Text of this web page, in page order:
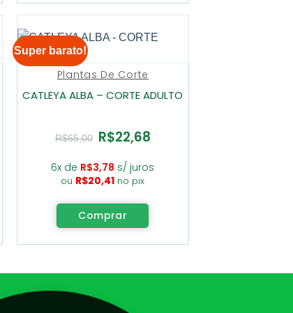
Super barato!
Plantas De Corte
CATLEYA ALBA – CORTE ADULTO
R$65,00 O
preço
era:
R$65,00.
R$22,68
é:
R$22,68.
6x de R$3,78 s/ juros
ou R$20,41 no pix
Comprar